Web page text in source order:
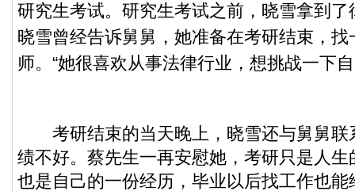
研究生考试。 研究生考试之前，晓雪拿到
晓雪曾经告诉舅舅，她准备在考研结束，
师。“她很喜欢从事法律行业，想挑战一下
考研结束的当天晚上，晓雪还与舅舅联
绩不好。蔡先生一再安慰她，考研只是人
也是自己的一份经历，毕业以后找工作也